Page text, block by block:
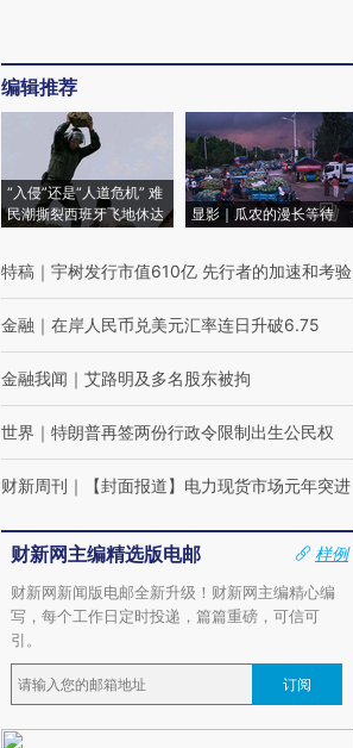
编辑推荐
“入侵”还是“人道危机” 难
民潮撕裂西班牙飞地休达
显影｜瓜农的漫长等待
特稿 ｜ 宇树发行市值610亿 先行者的加速和考验
金融 ｜ 在岸人民币兑美元汇率连日升破6.75
金融我闻 ｜ 艾路明及多名股东被拘
世界 ｜ 特朗普再签两份行政令限制出生公民权
财新周刊 ｜ 【封面报道】电力现货市场元年突进
财新网主编精选版电邮
样例
财新网新闻版电邮全新升级！财新网主编精心编
写，每个工作日定时投递，篇篇重磅，可信可
引。
订阅